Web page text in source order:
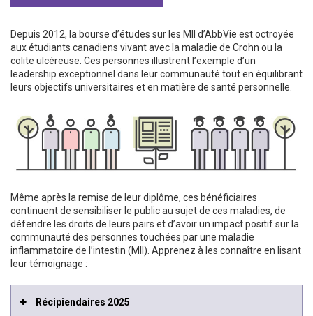
Depuis 2012, la bourse d’études sur les MII d’AbbVie est octroyée
aux étudiants canadiens vivant avec la maladie de Crohn ou la
colite ulcéreuse. Ces personnes illustrent l’exemple d’un
leadership exceptionnel dans leur communauté tout en équilibrant
leurs objectifs universitaires et en matière de santé personnelle.
Même après la remise de leur diplôme, ces bénéficiaires
continuent de sensibiliser le public au sujet de ces maladies, de
défendre les droits de leurs pairs et d’avoir un impact positif sur la
communauté des personnes touchées par une maladie
inflammatoire de l’intestin (MII). Apprenez à les connaître en lisant
leur témoignage :
Récipiendaires 2025